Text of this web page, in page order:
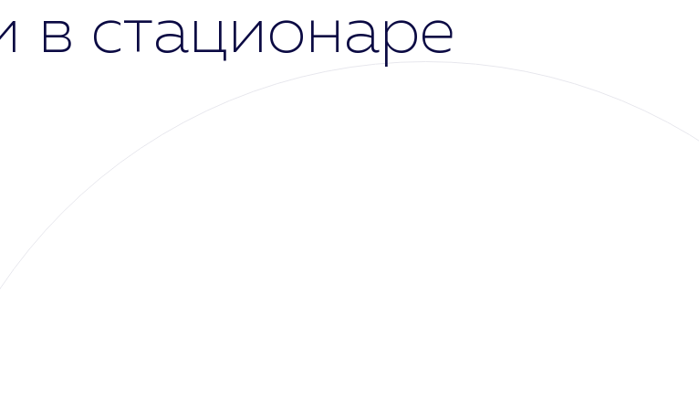
в стационаре